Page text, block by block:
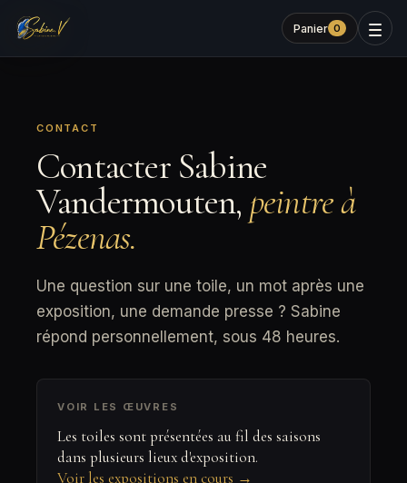
Panier 0
CONTACT
Contacter Sabine
Vandermouten, peintre à
Pézenas.
Une question sur une toile, un mot après une
exposition, une demande presse ? Sabine
répond personnellement, sous 48 heures.
VOIR LES ŒUVRES
Les toiles sont présentées au fil des saisons
dans plusieurs lieux d'exposition.
Voir les expositions en cours →